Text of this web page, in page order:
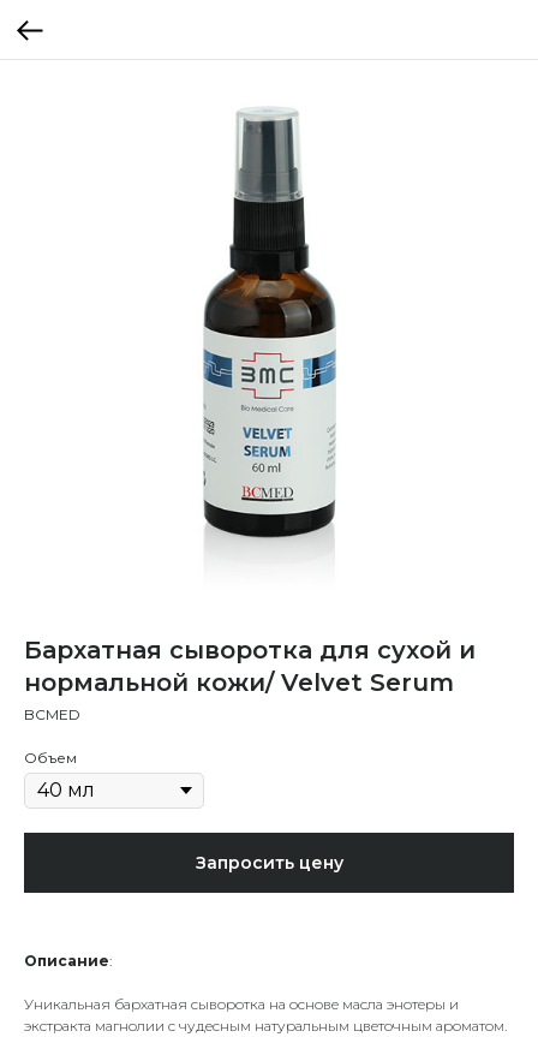
Бархатная сыворотка для сухой и
нормальной кожи/ Velvet Serum
BCMED
Объем
Запросить цену
Описание:
Уникальная бархатная сыворотка на основе масла энотеры и
экстракта магнолии с чудесным натуральным цветочным ароматом.